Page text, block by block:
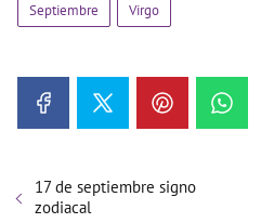
Septiembre Virgo
17 de septiembre signo
zodiacal